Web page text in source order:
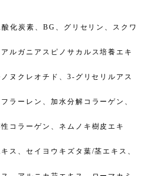
化炭素、BG、グリセリン、スクワ
ルガニアスピノサカルス培養エキ
ヌクレオチド、3-グリセリルアス
ラーレン、加水分解コラーゲン、
コラーゲン、ネムノキ樹皮エキ
ス、セイヨウキズタ葉/茎エキス、